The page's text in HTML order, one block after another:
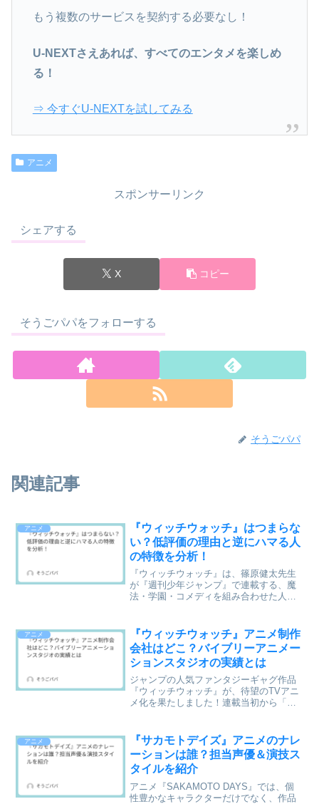
もう複数のサービスを契約する必要なし！
U-NEXTさえあれば、すべてのエンタメを楽しめ
る！
⇒ 今すぐU-NEXTを試してみる
アニメ
スポンサーリンク
シェアする
X コピー
そうごパパをフォローする
そうごパパ
関連記事
アニメ
『ウィッチウォッチ』はつまらな
い？低評価の理由と逆にハマる人
の特徴を分析！
『ウィッチウォッチ』は、篠原健太先生
が『週刊少年ジャンプ』で連載する、魔
法・学園・コメディを組み合わせた人気
「つまらない」「自分には合わなかっ
た」という感想を見かけること...
アニメ
『ウィッチウォッチ』アニメ制作
会社はどこ？バイブリーアニメー
ションスタジオの実績とは
ジャンプの人気ファンタジーギャグ作品
『ウィッチウォッチ』が、待望のTVアニ
メ化を果たしました！連載当初から「ア
の？」と気になっていた方も多いのでは
ないでしょうか。本作のア...
アニメ
『サカモトデイズ』アニメのナレ
ーションは誰？担当声優＆演技ス
タイルを紹介
アニメ『SAKAMOTO DAYS』では、個
性豊かなキャラクターだけでなく、作品